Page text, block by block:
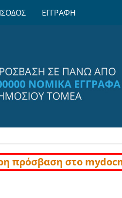
ΕΓΓΡΑΦΗ
πρόσβαση στο